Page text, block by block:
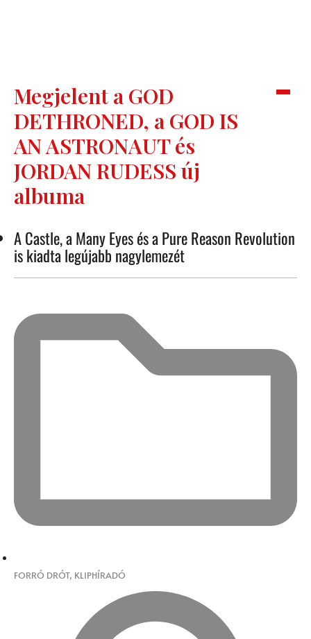
Megjelent a GOD
DETHRONED, a GOD IS
AN ASTRONAUT és
JORDAN RUDESS új
albuma
A Castle, a Many Eyes és a Pure Reason Revolution
is kiadta legújabb nagylemezét
FORRÓ DRÓT, KLIPHÍRADÓ